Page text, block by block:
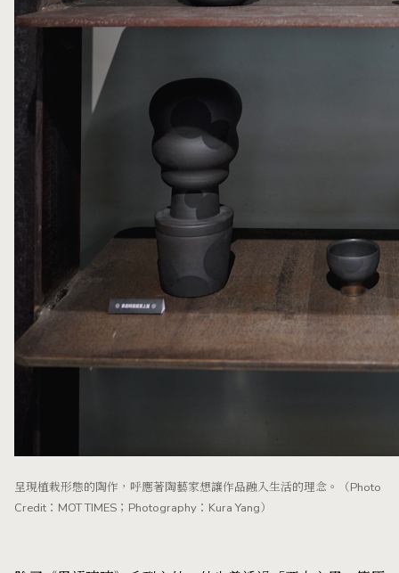
呈現植栽形態的陶作，呼應著陶藝家想讓作品融入生活的理念。（Photo
Credit：MOT TIMES；Photography：Kura Yang）